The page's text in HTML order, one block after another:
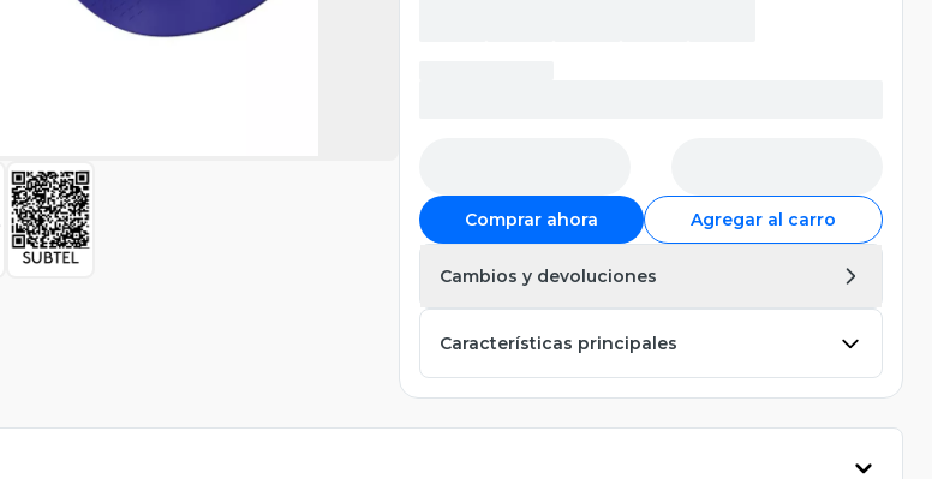
Comprar ahora Agregar al carro
Cambios y devoluciones
Características principales